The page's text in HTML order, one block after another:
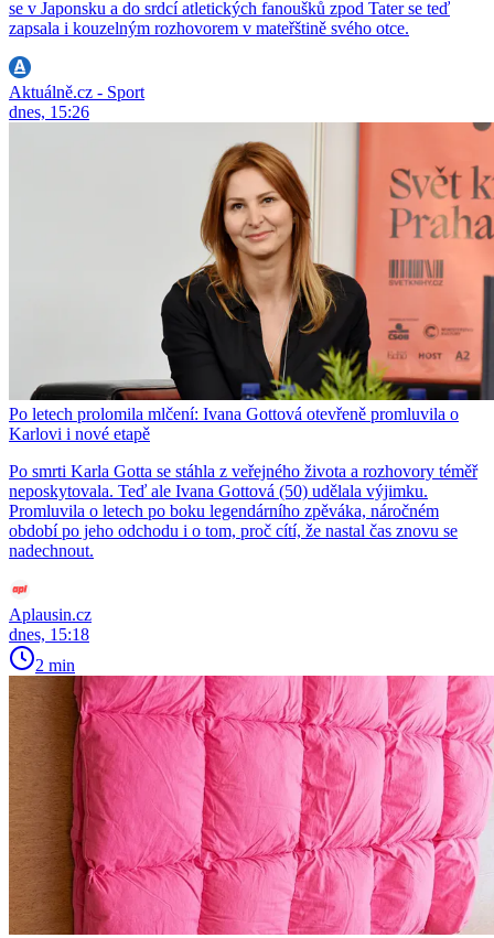
se v Japonsku a do srdcí atletických fanoušků zpod Tater se teď
zapsala i kouzelným rozhovorem v mateřštině svého otce.
Aktuálně.cz - Sport
dnes, 15:26
Po letech prolomila mlčení: Ivana Gottová otevřeně promluvila o
Karlovi i nové etapě
Po smrti Karla Gotta se stáhla z veřejného života a rozhovory téměř
neposkytovala. Teď ale Ivana Gottová (50) udělala výjimku.
Promluvila o letech po boku legendárního zpěváka, náročném
období po jeho odchodu i o tom, proč cítí, že nastal čas znovu se
nadechnout.
Aplausin.cz
dnes, 15:18
2 min